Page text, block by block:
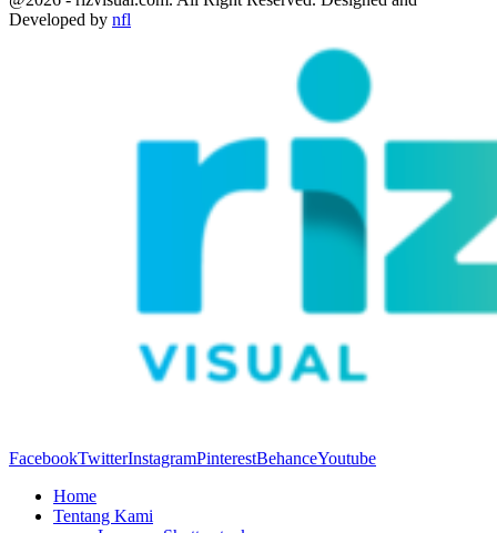
Developed by nfl
FacebookTwitterInstagramPinterestBehanceYoutube
Home
Tentang Kami